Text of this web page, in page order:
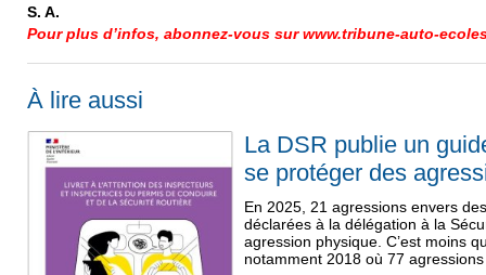
S. A.
Pour plus d’infos, abonnez-vous sur www.tribune-auto-
À lire aussi
La DSR publie un
se protéger des
En 2025, 21 agressions envers
déclarées à la délégation à la
agression physique. C’est moins
notamment 2018 où 77